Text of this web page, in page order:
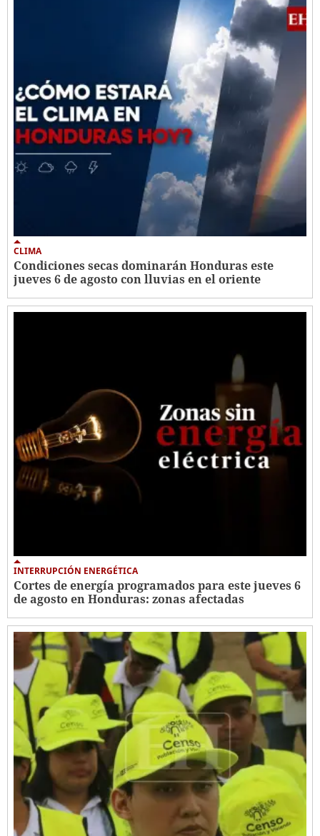
CLIMA
Condiciones secas dominarán Honduras este
jueves 6 de agosto con lluvias en el oriente
INTERRUPCIÓN ENERGÉTICA
Cortes de energía programados para este jueves 6
de agosto en Honduras: zonas afectadas